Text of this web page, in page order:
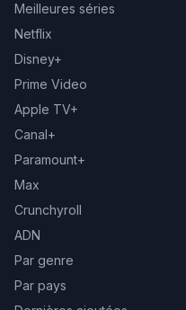
Meilleures séries
Netflix
Disney+
Prime Video
Apple TV+
Canal+
Paramount+
Max
Crunchyroll
ADN
Par genre
Par pays